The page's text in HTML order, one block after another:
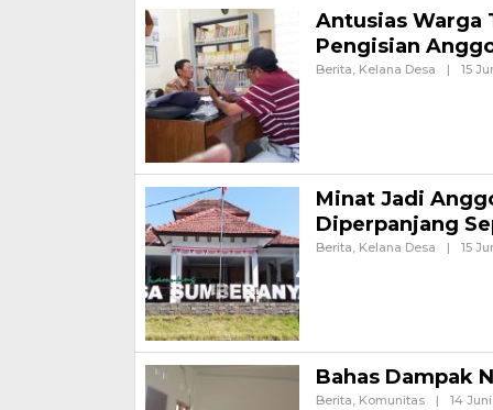
Antusias Warga
Pengisian
Berita, Kelana Desa | 15
Minat Jadi
Diperpanjang
Berita, Kelana Desa | 15
Bahas Dampak
Berita, Komunitas | 14